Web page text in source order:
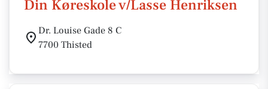
Din Køreskole v/Lasse Henriksen
Dr. Louise Gade 8 C
7700 Thisted